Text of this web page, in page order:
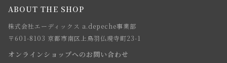
お支払方法について
お届けについて
webカタログ
店舗一覧
求人情報
法人のお客様
ABOUT THE SHOP
株式会社エーディックス a.depeche事業部
〒601-8103 京都市南区上鳥羽仏現寺町23-1
オンラインショップへのお問い合わせ